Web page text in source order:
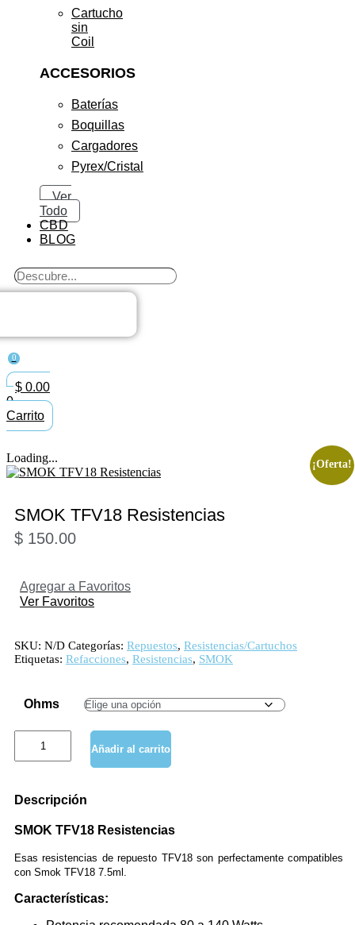
Cartucho
sin
Coil
ACCESORIOS
Baterías
Boquillas
Cargadores
Pyrex/Cristal
Ver
Todo
CBD
BLOG
Search
...
0
$ 0.00
0
Carrito
Loading...
SMOK TFV18 Resistencias
$ 150.00
Agregar a Favoritos
Ver Favoritos
SKU: N/D Categorías: Repuestos, Resistencias/Cartuchos
Etiquetas: Refacciones, Resistencias, SMOK
Ohms
TFV18
Resistencias
Añadir al carrito
Descripción
SMOK TFV18 Resistencias
Esas resistencias de repuesto TFV18 son perfectamente compatibles
con Smok TFV18 7.5ml.
Características:
¡Oferta!